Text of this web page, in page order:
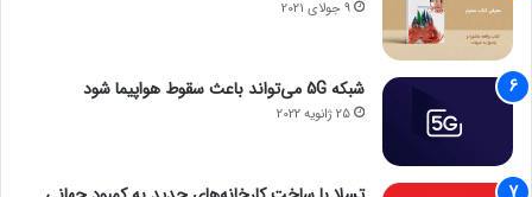
9 جولای 2021
شبکه 5G می‌تواند باعث سقوط هواپیما شود
25 ژانویه 2022